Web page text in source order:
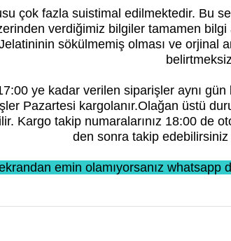
çok fazla suistimal edilmektedir. Bu
verdiğimiz bilgiler tamamen
sökülmemiş olması ve orjinal
ye kadar verilen siparişler aynı
Pazartesi kargolanır.Olağan üstü
Kargo takip numaralarınız 18:00 de
den sonra takip edebilirsiniz
emin olamıyorsanız